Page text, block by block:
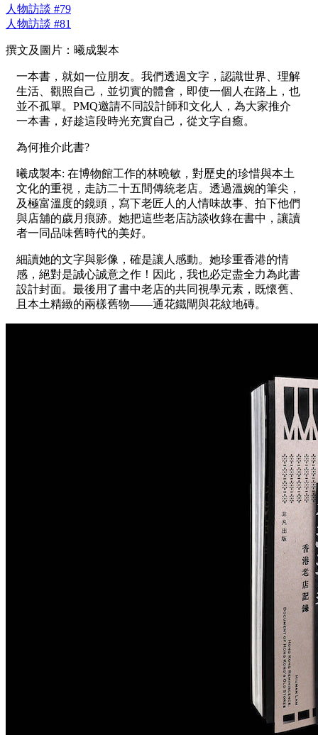
人物訪談 #79
人物訪談 #81
撰文及圖片：曦成製本
一本書，就如一位朋友。我們透過文字，認識世界、理解
生活、觀照自己，並切實的體會，即使一個人在路上，也
並不孤單。PMQ邀請不同設計師和文化人，為大家推介
一本書，好趁這段時光充實自己，從文字自癒。
為何推介此書?
曦成製本: 在博物館工作的林曉敏，對歷史的珍惜與本土
文化的重視，走訪二十五間傳統老店。透過溫婉的筆尖，
及極富溫度的鏡頭，寫下老匠人的人情味故事、拍下他們
與店舖的歲月痕跡。她把這些老店訪談收錄在書中，讓讀
者一同品味舊時代的美好。
細讀她的文字與影像，確是讓人感動。她珍重香港的情
感，絕對是誠心誠意之作！因此，我也必定盡全力為此書
設計封面。最後用了書中老店的共同視學元素，既懷舊、
且本土精緻的兩樣舊物——通花鐵閘與花紋地磚。